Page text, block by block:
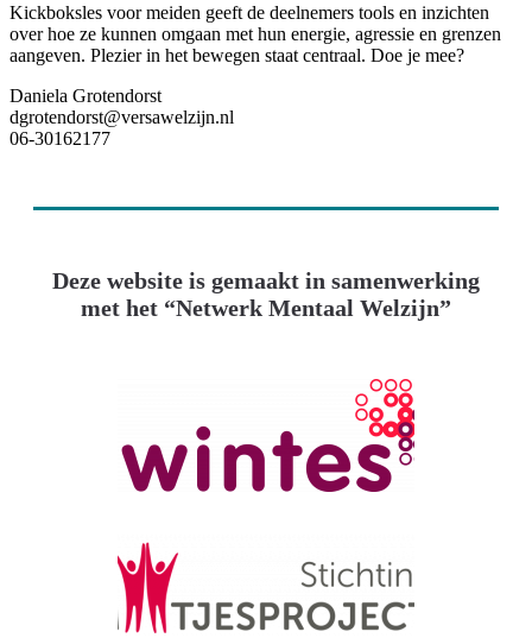
Kickboksles voor meiden geeft de deelnemers tools en inzichten
over hoe ze kunnen omgaan met hun energie, agressie en grenzen
aangeven. Plezier in het bewegen staat centraal. Doe je mee?
Daniela Grotendorst
dgrotendorst@versawelzijn.nl
06-30162177
Deze website is gemaakt in samenwerking
met het “Netwerk Mentaal Welzijn”